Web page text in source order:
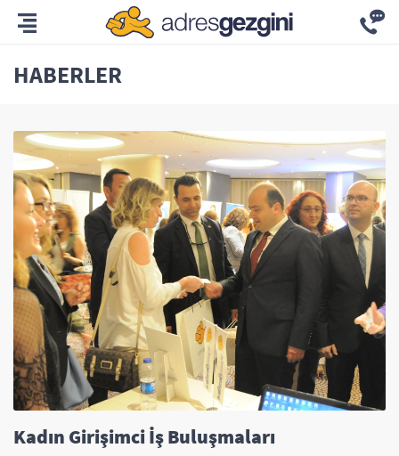
HABERLER
Kadın Girişimci İş Buluşmaları